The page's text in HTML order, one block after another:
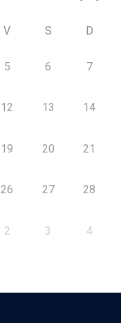
V S D
5 6 7
12 13 14
19 20 21
26 27 28
2 3 4